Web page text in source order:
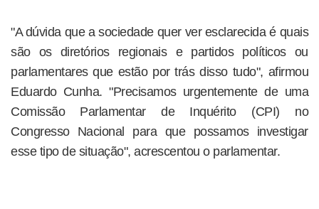
"A dúvida que a sociedade quer ver esclarecida é quais
são os diretórios regionais e partidos políticos ou
parlamentares que estão por trás disso tudo", afirmou
Eduardo Cunha. "Precisamos urgentemente de uma
Comissão Parlamentar de Inquérito (CPI) no
Congresso Nacional para que possamos investigar
esse tipo de situação", acrescentou o parlamentar.